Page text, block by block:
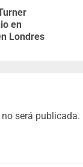
en
Londres
será publicada.